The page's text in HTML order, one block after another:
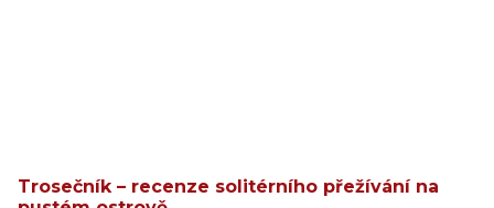
Trosečník – recenze solitérního přežívání na